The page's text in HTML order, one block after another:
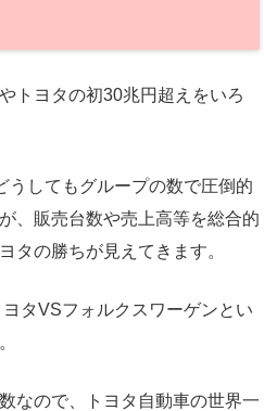
トヨタの初30兆円超えをいろ
うしてもグループの数で圧倒的
、販売台数や売上高等を総合的
タの勝ちが見えてきます。
タVSフォルクスワーゲンとい
なので、トヨタ自動車の世界一